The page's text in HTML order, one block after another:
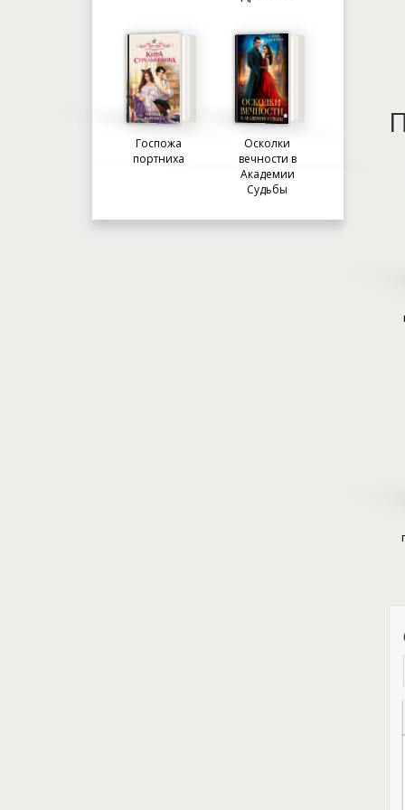
Госпожа
портниха
Осколки
вечности в
Академии
Судьбы